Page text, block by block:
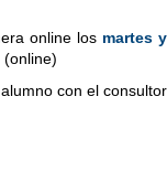
online los martes y
con el consultor